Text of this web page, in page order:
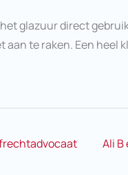
glazuur direct
aan te raken. Een heel
Ali